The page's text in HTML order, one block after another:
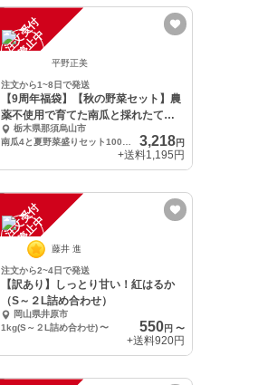
注
文
受
付
停
止
中
平野正美
注文から1~8日で発送
【9周年福袋】【秋の野菜セット】農
薬不使用で育てた南瓜と採れたて収
穫野菜セット
栃木県那須烏山市
3,218円
+送料1,195円
注
文
受
付
停
止
中
藤井 進
注文から2~4日で発送
【訳あり】しっとり甘い！紅はるか
（S～２L詰め合わせ）
岡山県井原市
1kg(S～２L詰め合わせ)〜 550円 〜
+送料920円